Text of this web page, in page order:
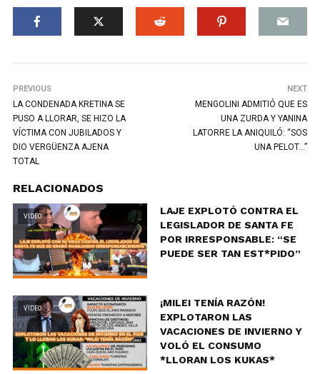
PREVIOUS
LA CONDENADA KRETINA SE
PUSO A LLORAR, SE HIZO LA
VÍCTIMA CON JUBILADOS Y
DIO VERGÜENZA AJENA
TOTAL
NEXT
MENGOLINI ADMITIÓ QUE ES
UNA ZURDA Y YANINA
LATORRE LA ANIQUILÓ: “SOS
UNA PELOT…”
RELACIONADOS
VIDEO
LAJE EXPLOTÓ CONTRA EL
LEGISLADOR DE SANTA FE
POR IRRESPONSABLE: “SE
PUEDE SER TAN EST*PIDO”
VIDEO
¡MILEI TENÍA RAZÓN!
EXPLOTARON LAS
VACACIONES DE INVIERNO Y
VOLÓ EL CONSUMO
*LLORAN LOS KUKAS*